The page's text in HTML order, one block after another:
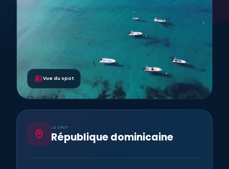
Vue du spot
LE SPOT
République dominicaine